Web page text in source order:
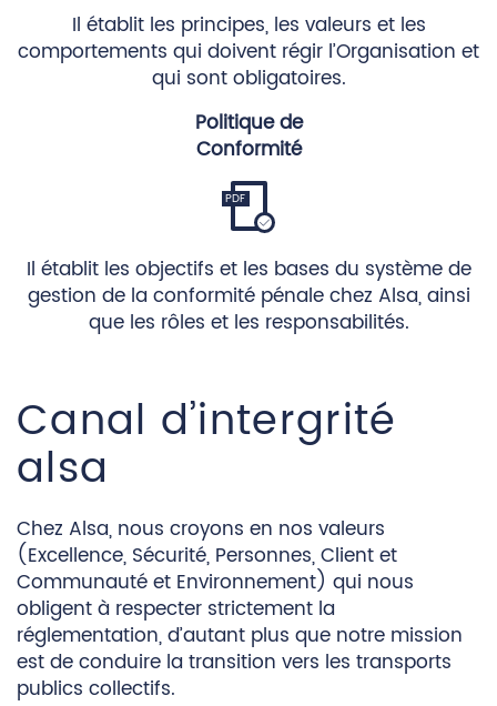
Il établit les principes, les valeurs et les
comportements qui doivent régir l’Organisation et
qui sont obligatoires.
Politique de
Conformité
Download
Il établit les objectifs et les bases du système de
gestion de la conformité pénale chez Alsa, ainsi
que les rôles et les responsabilités.
Canal d’intergrité
alsa
Chez Alsa, nous croyons en nos valeurs
(Excellence, Sécurité, Personnes, Client et
Communauté et Environnement) qui nous
obligent à respecter strictement la
réglementation, d’autant plus que notre mission
est de conduire la transition vers les transports
publics collectifs.